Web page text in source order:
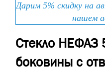
Дарим 5% скидку на
нашем
Стекло НЕФАЗ
боковины с